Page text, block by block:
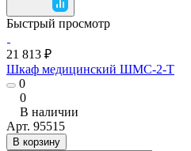
Быстрый просмотр
21 813 ₽
Шкаф медицинский ШМС-2-Т
0
0
В наличии
Арт. 95515
В корзину